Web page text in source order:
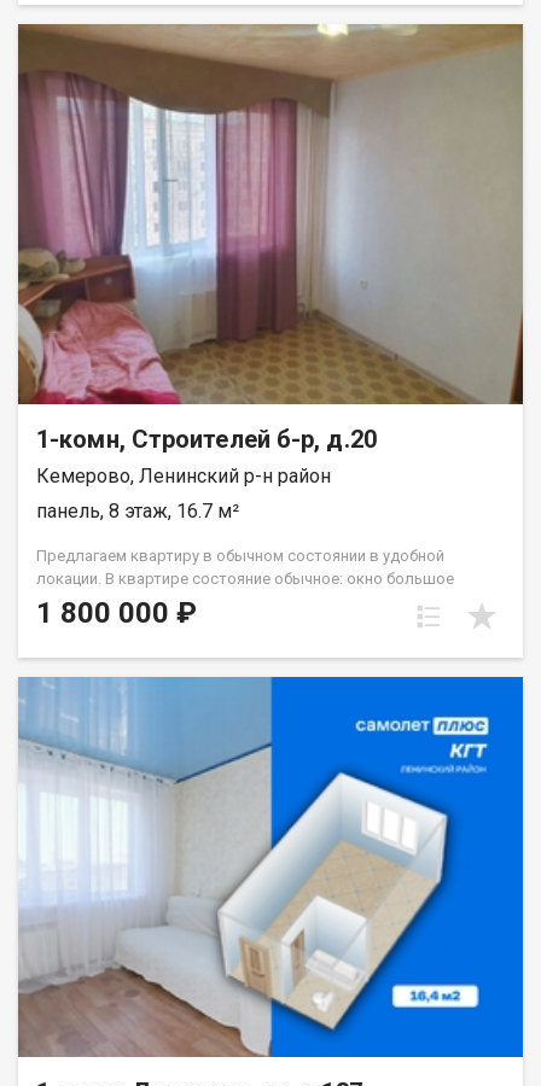
стены выровнены. На полу высококачественный линолеум.
На кухне стены отделаны плиткой. Имеется подполье. В
квартире 2 стальные двери. Имеется холодный тамбур.
Крыша покрыта новым шифером. Наружные стены покрыты
профлистом, качественно утеплены минватой. Территория
огорожена высоким забором из профлиста.Оборудована
бетонная площадка для стоянки грузового автомобиля.
Имеются калитка и двухстворчатые ворота. В доме сделана
канализация. Площадь земельного участка 3,5 сотки. Или
обмен на КГТ, однокомнатную квартиру с доплатой. При
продаже бытовая техника: холодильник, стиральная машина,
бойлер, телевизор, вся мебель остаются. Отопление печное.
Лена Васильева
1-комн, Строителей б-р, д.20
Кемерово, Ленинский р-н район
панель, 8 этаж, 16.7 м²
Предлагаем квартиру в обычном состоянии в удобной
локации. В квартире состояние обычное: окно большое
стеклопакет, с/у кафель. Хорошая транспортная
развязка,вся необходимая инфраструктура рядом.
1 800 000 ₽